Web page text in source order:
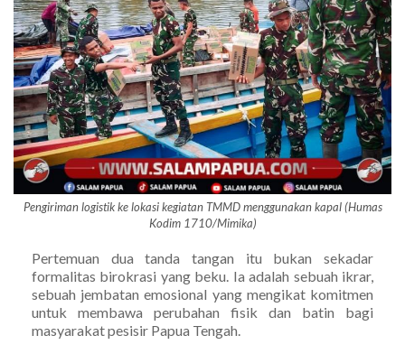
Pengiriman logistik ke lokasi kegiatan TMMD menggunakan kapal (Humas
Kodim 1710/Mimika)
Pertemuan dua tanda tangan itu bukan sekadar
formalitas birokrasi yang beku. Ia adalah sebuah ikrar,
sebuah jembatan emosional yang mengikat komitmen
untuk membawa perubahan fisik dan batin bagi
masyarakat pesisir Papua Tengah.